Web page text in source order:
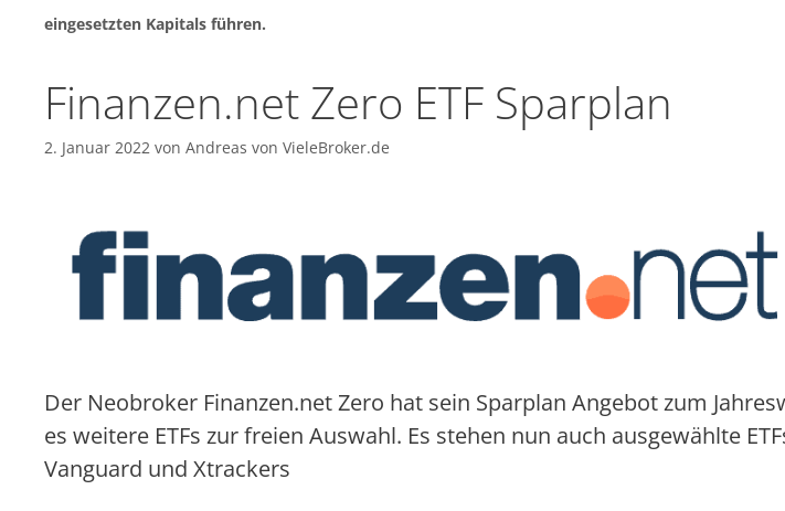
eingesetzten Kapitals führen.
Finanzen.net Zero ETF Sparplan
2. Januar 2022 von Andreas von VieleBroker.de
Der Neobroker Finanzen.net Zero hat sein Sparplan Angebot zum
es weitere ETFs zur freien Auswahl. Es stehen nun auch ausgewählte
Vanguard und Xtrackers